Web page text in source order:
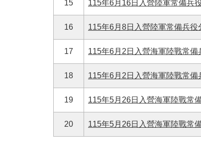
15 115年6月16日入營陸軍常備兵
16 115年6月8日入營陸軍常備兵
17 115年6月2日入營海軍陸戰常
18 115年6月2日入營海軍陸戰常
19 115年5月26日入營海軍陸戰常
20 115年5月26日入營海軍陸戰常